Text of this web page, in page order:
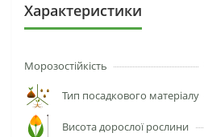
Характеристики
Морозостійкість
Тип посадкового матеріалу
Висота дорослої рослини